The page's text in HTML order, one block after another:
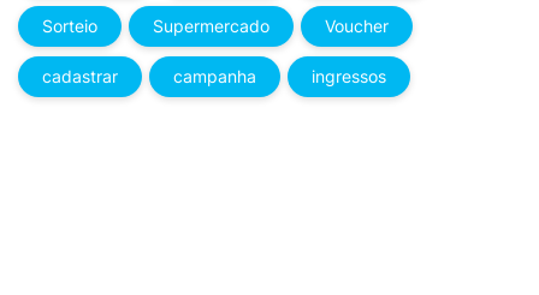
Sorteio Supermercado Voucher
cadastrar campanha ingressos